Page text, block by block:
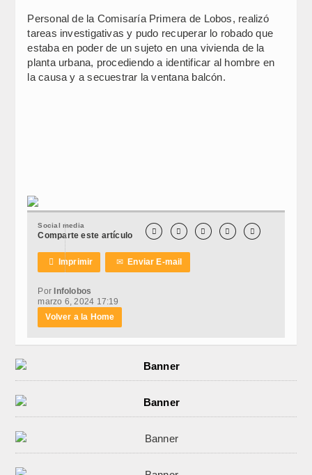
Personal de la Comisaría Primera de Lobos, realizó
tareas investigativas y pudo recuperar lo robado que
estaba en poder de un sujeto en una vivienda de la
planta urbana, procediendo a identificar al hombre en
la causa y a secuestrar la ventana balcón.
Social media
Comparte este artículo     
 Imprimir ✉Enviar E-mail
Por Infolobos
marzo 6, 2024 17:19
Volver a la Home